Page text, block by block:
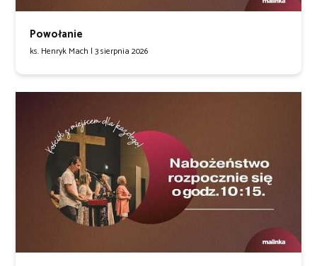
Powołanie
ks. Henryk Mach | 3 sierpnia 2026